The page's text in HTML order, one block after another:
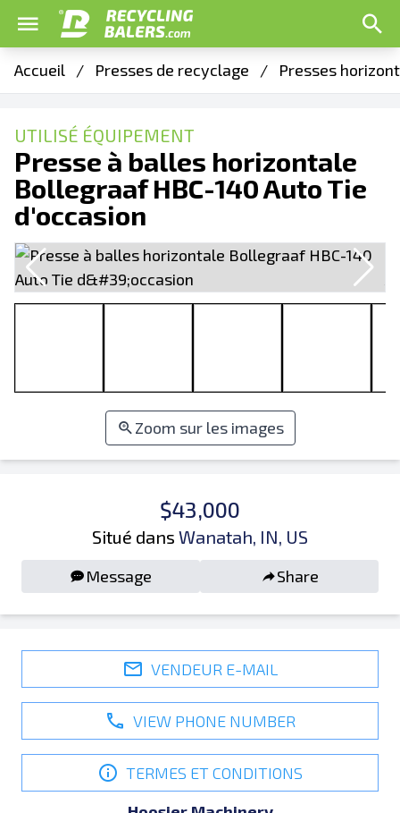
Accueil / Presses de recyclage / Presses
UTILISÉ ÉQUIPEMENT
Presse à balles horizontale
Bollegraaf HBC-140 Auto Tie
d'occasion
Zoom sur les images
$43,000
Situé dans Wanatah, IN, US
Message Share
VENDEUR E-MAIL
VIEW PHONE NUMBER
TERMES ET CONDITIONS